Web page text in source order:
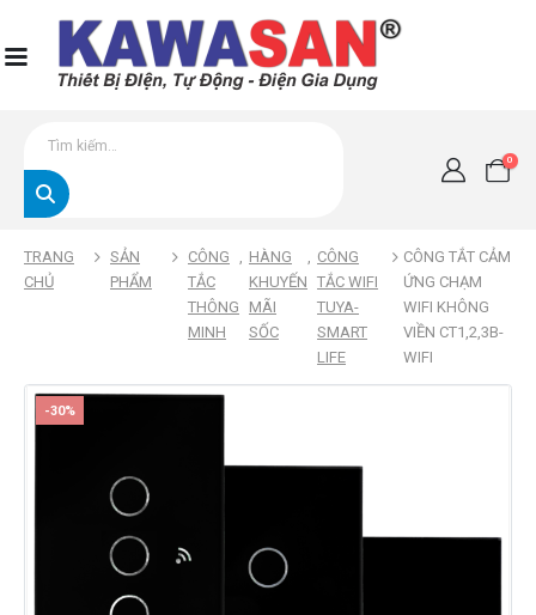
0
TRANG
CHỦ
SẢN
PHẨM
CÔNG
TẮC
THÔNG
MINH
, HÀNG
KHUYẾN
MÃI
SỐC
, CÔNG
TẮC WIFI
TUYA-
SMART
LIFE
CÔNG TẮT CẢM
ỨNG CHẠM
WIFI KHÔNG
VIỀN CT1,2,3B-
WIFI
-30%